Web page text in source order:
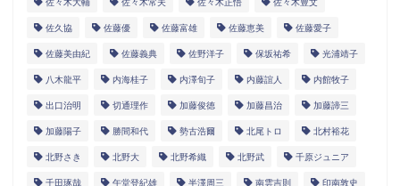
佐久協 佐藤優 佐藤富雄 佐藤恵美 佐藤愛子
佐藤美由紀 佐藤義典 佐野洋子 保坂祐希 光浦靖子
八木龍平 内海桂子 内澤旬子 内藤誼人 内館牧子
出口治明 切通理作 加藤俊徳 加藤昌治 加藤諦三
加藤陽子 勝間和代 勢古浩爾 北尾トロ 北村裕花
北野さき 北野大 北野希織 北野武 千原ジュニア
千田琢哉 午堂登紀雄 半澤周三 南雲吉則 印南敦史